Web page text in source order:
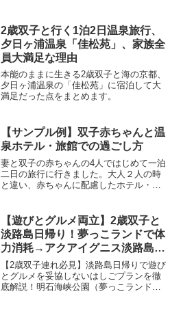
ス（92L）におさまるコンパクトさと、旅
先での習慣化の重要性を語ります。
2歳双子と行く1泊2日温泉旅行、
夕日ヶ浦温泉「佳松苑」、家族全
員大満足な理由
本能のままに生きる2歳双子と海の京都、
夕日ヶ浦温泉の「佳松苑」に宿泊して大
満足だった点をまとめます。
【サンプル例】双子赤ちゃんと温
泉ホテル・旅館での過ごし方
妻と双子の赤ちゃんの4人ではじめて一泊
二日の旅行に行きました。大人２人の時
と違い、赤ちゃんに配慮したホテル・旅
違う疲れは出てしまいますが、押させる
べきところを押さえておけば楽しい温泉
旅行になりましたので、本記事で一例と
して紹介します。
【遊びとグルメ両立】2歳双子と
淡路島日帰り！夢っこランドで体
力消耗→アクアイグニス淡路島で
優雅ランチプラン徹底解説！
【2歳双子連れ必見】淡路島日帰りで遊び
とグルメを妥協しないはしごプランを徹
底解説！明石海峡公園（夢っこランド）